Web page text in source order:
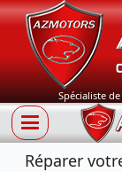
Spécialiste
Réparer